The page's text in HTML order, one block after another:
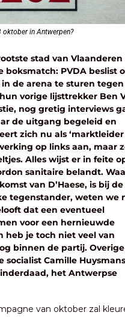
oktober in Antwerpen?
stad van Vlaanderen
PVDA beslist
in de arena te sturen
vorige lijsttrekker Ben
nog gretig interviews
de uitgang begeleid en
zich nu als
op links aan, maar
Alles wijst er in feite
sanitaire belandt.
van D’Haese, is bij de
tegenstander, weten we
dat een eventueel
voor een hernieuwde
heb je toch niet veel van
binnen de partij.
socialist Camille
het Antwerpse
van oktober zal